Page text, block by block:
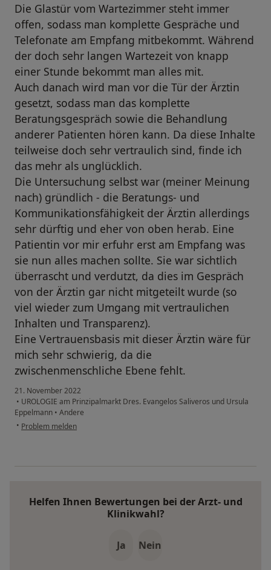
Die Glastür vom Wartezimmer steht immer
offen, sodass man komplette Gespräche und
Telefonate am Empfang mitbekommt. Während
der doch sehr langen Wartezeit von knapp
einer Stunde bekommt man alles mit.
Auch danach wird man vor die Tür der Ärztin
gesetzt, sodass man das komplette
Beratungsgespräch sowie die Behandlung
anderer Patienten hören kann. Da diese Inhalte
teilweise doch sehr vertraulich sind, finde ich
das mehr als unglücklich.
Die Untersuchung selbst war (meiner Meinung
nach) gründlich - die Beratungs- und
Kommunikationsfähigkeit der Ärztin allerdings
sehr dürftig und eher von oben herab. Eine
Patientin vor mir erfuhr erst am Empfang was
sie nun alles machen sollte. Sie war sichtlich
überrascht und verdutzt, da dies im Gespräch
von der Ärztin gar nicht mitgeteilt wurde (so
viel wieder zum Umgang mit vertraulichen
Inhalten und Transparenz).
Eine Vertrauensbasis mit dieser Ärztin wäre für
mich sehr schwierig, da die
zwischenmenschliche Ebene fehlt.
21. November 2022
• UROLOGIE am Prinzipalmarkt Dres. Evangelos Saliveros und Ursula
Eppelmann • Andere
• Problem melden
Helfen Ihnen Bewertungen bei der Arzt- und
Klinikwahl?
Ja Nein